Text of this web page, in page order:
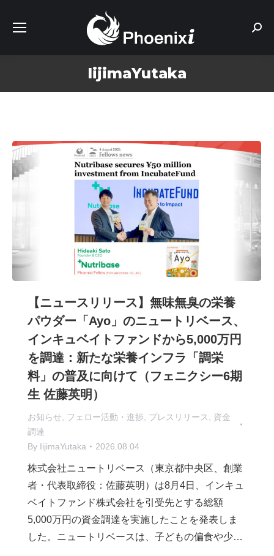
IijimaYutaka
【ニュースリリース】無味無臭の栄養
パウダー「Ayo」のニュートリベース、
インキュベイトファンドから5,000万円
を調達：新たな栄養インフラ「調栄
料」の普及に向けて（フェニクシー6期
生 佐藤英明）
お知らせ フェロー活動・進捗 プレスリリース
資金
調達
By IijimaYutaka 2026.08.04
株式会社ニュートリベース（東京都中央区、創業
者・代表取締役：佐藤英明）は8月4日、インキュ
ベイトファンド株式会社を引受先とする総額
5,000万円の資金調達を実施したことを発表しま
した。ニュートリベースは、子どもの偏食や少…